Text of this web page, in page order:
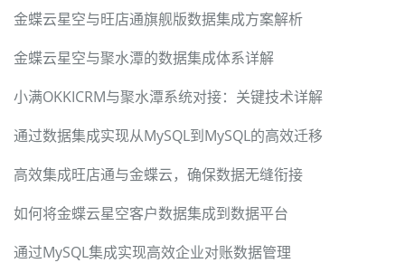
金蝶云星空与旺店通旗舰版数据集成方案解析
金蝶云星空与聚水潭的数据集成体系详解
小满OKKICRM与聚水潭系统对接：关键技术详解
通过数据集成实现从MySQL到MySQL的高效迁移
高效集成旺店通与金蝶云，确保数据无缝衔接
如何将金蝶云星空客户数据集成到数据平台
通过MySQL集成实现高效企业对账数据管理